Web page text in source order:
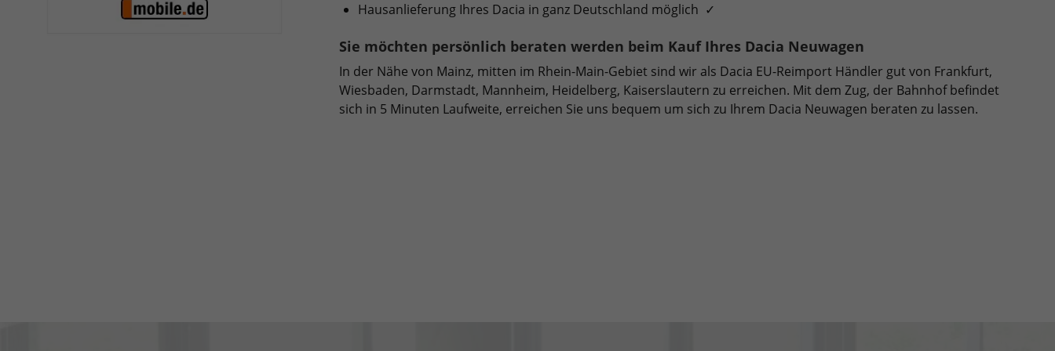
Hausanlieferung Ihres Dacia in ganz Deutschland möglich ✓
Sie möchten persönlich beraten werden beim Kauf Ihres Dacia Neuwagen
In der Nähe von Mainz, mitten im Rhein-Main-Gebiet sind wir als Dacia EU-Reimport Händler gut von Frankfurt,
Wiesbaden, Darmstadt, Mannheim, Heidelberg, Kaiserslautern zu erreichen. Mit dem Zug, der Bahnhof befindet
sich in 5 Minuten Laufweite, erreichen Sie uns bequem um sich zu Ihrem Dacia Neuwagen beraten zu lassen.